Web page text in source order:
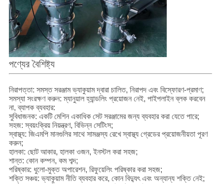
পণ্যের বৈশিষ্ট্য
নিরাপত্তা: সমস্ত সরঞ্জাম ভ্যাকুয়াম দ্বারা চালিত, নিরাপদ এবং বিস্ফোরণ-প্রমাণ;
সমস্যা সংরক্ষণ করুন: ম্যানুয়াল হ্যান্ডলিং প্রয়োজন নেই, পাইপলাইন ব্লক করবেন
না, ব্যাপক ব্যবহার:
সুবিধাজনক: একটি মেশিন একাধিক সেট সরঞ্জামের জন্য ব্যবহার করা যেতে পারে;
সহজ: স্বয়ংক্রিয় নিয়ন্ত্রণ, বিভিন্ন সেটিংস;
স্বাস্থ্য: জিএমপি মানগুলির সাথে সামঞ্জস্য রেখে স্বাস্থ্য গ্রেডের প্রয়োজনীয়তা পূরণ
করুন;
হালকা: ছোট আকার, হালকা ওজন, ইনস্টল করা সহজ;
শান্ত: কোন কম্পন, কম শব্দ;
পরিষ্কার: ধুলো-মুক্ত অপারেশন, রিফুয়েলিং পরিষ্কার করা সহজ;
শক্তি সঞ্চয়: ভ্যাকুয়াম নীতি ব্যবহার করে, কোন বিদ্যুৎ এবং অন্যান্য শক্তি নেই;